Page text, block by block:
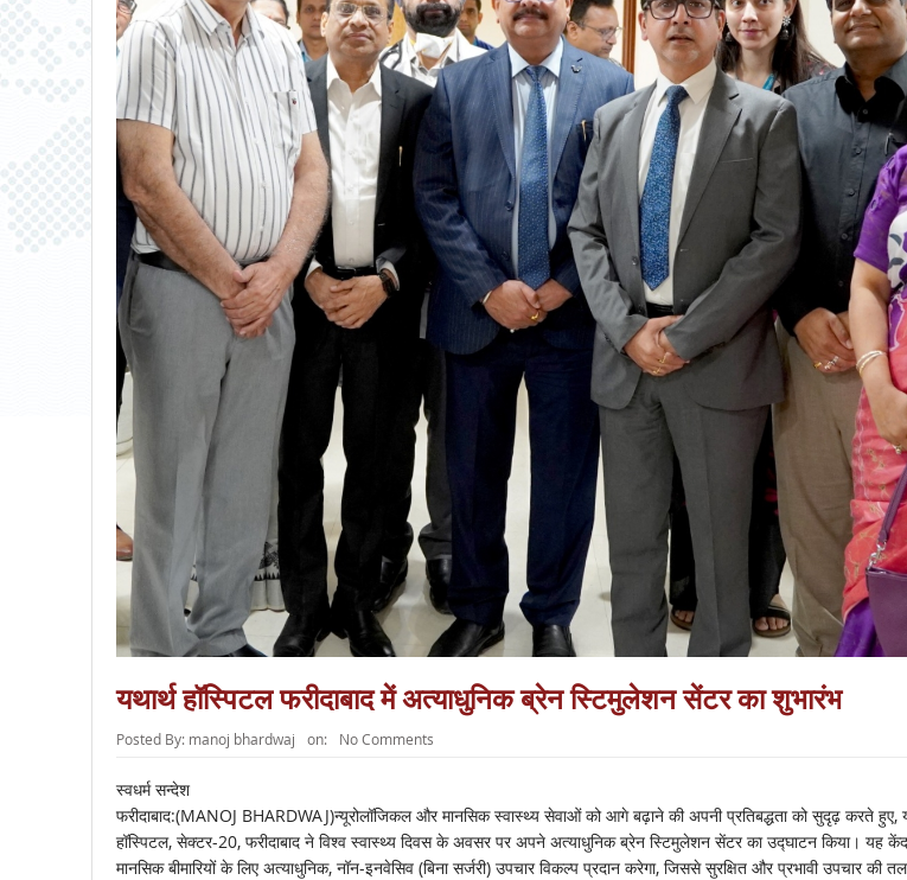
यथार्थ हॉस्पिटल फरीदाबाद में अत्याधुनिक ब्रेन स्टिमुलेशन सेंटर का शुभारंभ
Posted By: manoj bhardwaj on: No Comments
स्वधर्म सन्देश
फरीदाबाद:(MANOJ BHARDWAJ)न्यूरोलॉजिकल और मानसिक स्वास्थ्य सेवाओं को आगे बढ़ाने की अपनी प्रतिबद्धता को सुदृढ़ करते हुए,
हॉस्पिटल, सेक्टर-20, फरीदाबाद ने विश्व स्वास्थ्य दिवस के अवसर पर अपने अत्याधुनिक ब्रेन स्टिमुलेशन सेंटर का उद्घाटन किया। यह
मानसिक बीमारियों के लिए अत्याधुनिक, नॉन-इनवेसिव (बिना सर्जरी) उपचार विकल्प प्रदान करेगा, जिससे सुरक्षित और प्रभावी उपचार की